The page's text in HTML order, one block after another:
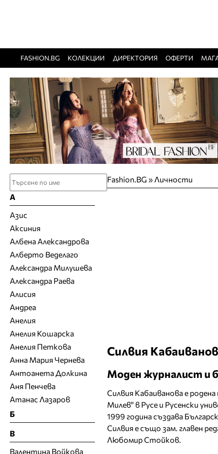
FASHION.BG КОЛЕКЦИИ ДИРЕКТОРИЯ ОФЕРТИ
Fashion.BG » Личности
Силвия
Моден журналист и
Силвия Кабаиванова е родена
Милев" в Русе и Русенски
1999 година създава
Силвия е също зам. главен
Любомир Стойков.
А
Азис
Аксиния
Албена Александрова
Алберто Веделаго
Александра Милушева
Александра Раева
Алисия
Андреа
Анелия
Анелия Кошарска
Анелия Петкова
Анна Мария Чернева
Антоанета Долкина
Аня Пенчева
Атанас Лазаров
Б
В
Валентина Войкова